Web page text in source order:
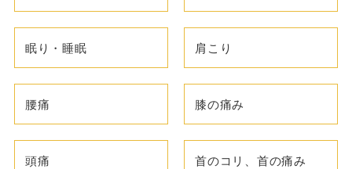
眠り・睡眠 肩こり
腰痛 膝の痛み
頭痛 首のコリ、首の痛み